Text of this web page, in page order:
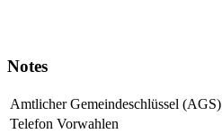
Notes
Amtlicher Gemeindeschlüssel (AGS)
Telefon Vorwahlen